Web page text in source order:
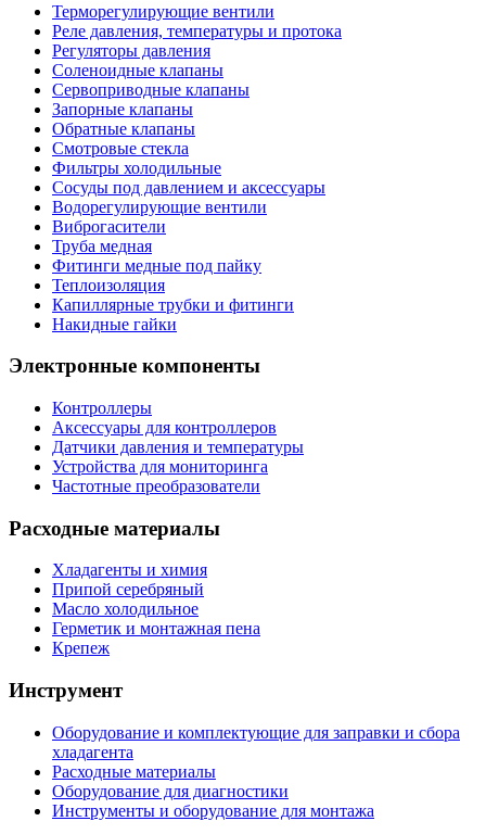
Терморегулирующие вентили
Реле давления, температуры и протока
Регуляторы давления
Соленоидные клапаны
Сервоприводные клапаны
Запорные клапаны
Обратные клапаны
Смотровые стекла
Фильтры холодильные
Сосуды под давлением и аксессуары
Водорегулирующие вентили
Виброгасители
Труба медная
Фитинги медные под пайку
Теплоизоляция
Капиллярные трубки и фитинги
Накидные гайки
Электронные компоненты
Контроллеры
Аксессуары для контроллеров
Датчики давления и температуры
Устройства для мониторинга
Частотные преобразователи
Расходные материалы
Хладагенты и химия
Припой серебряный
Масло холодильное
Герметик и монтажная пена
Крепеж
Инструмент
Оборудование и комплектующие для заправки и сбора
хладагента
Расходные материалы
Оборудование для диагностики
Инструменты и оборудование для монтажа